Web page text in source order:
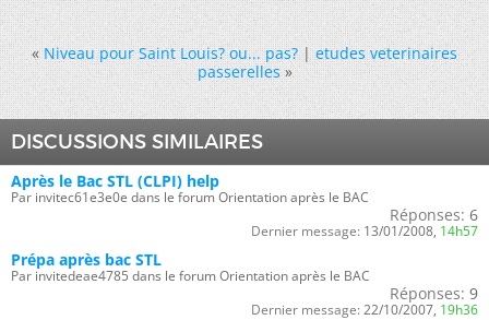
« Niveau pour Saint Louis? ou... pas?|etudes veterinaires
passerelles »
DISCUSSIONS SIMILAIRES
Après le Bac STL (CLPI) help
Par invitec61e3e0e dans le forum Orientation après le BAC
Réponses: 6
Dernier message: 13/01/2008, 14h57
Prépa après bac STL
Par invitedeae4785 dans le forum Orientation après le BAC
Réponses: 9
Dernier message: 22/10/2007, 19h36